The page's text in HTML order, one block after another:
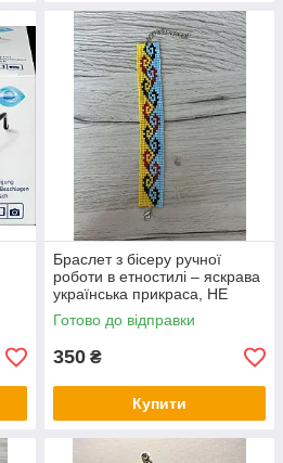
Браслет з бісеру ручної
роботи в етностилі – яскрава
українська прикраса, НЕ
СТАНОК
Готово до відправки
350 ₴
Купити